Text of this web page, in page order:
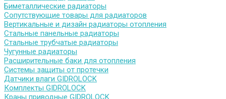
Биметаллические радиаторы
Сопутствующие товары для радиаторов
Вертикальные и дизайн радиаторы отопления
Стальные панельные радиаторы
Стальные трубчатые радиаторы
Чугунные радиаторы
Расширительные баки для отопления
Системы защиты от протечки
Датчики влаги GIDROLOCK
Комплекты GIDROLOCK
Краны приводные GIDROLOCK